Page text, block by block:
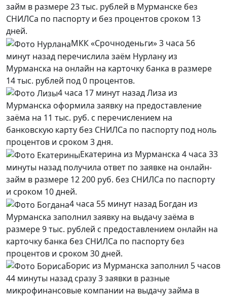
займ в размере 23 тыс. рублей в Мурманске без
СНИЛСа по паспорту и без процентов сроком 13
дней.
МКК «Срочноденьги» 3 часа 56
минут назад перечислила заём Нурлану из
Мурманска на онлайн на карточку банка в размере
14 тыс. рублей под 0 процентов.
4 часа 17 минут назад Лиза из
Мурманска оформила заявку на предоставление
заёма на 11 тыс. руб. с перечислением на
банковскую карту без СНИЛСа по паспорту под ноль
процентов и сроком 3 дня.
Екатерина из Мурманска 4 часа 33
минуты назад получила ответ по заявке на онлайн-
займ в размере 12 200 руб. без СНИЛСа по паспорту
и сроком 10 дней.
4 часа 55 минут назад Богдан из
Мурманска заполнил заявку на выдачу заёма в
размере 9 тыс. рублей с предоставлением онлайн на
карточку банка без СНИЛСа по паспорту без
процентов и сроком 30 дней.
Борис из Мурманска заполнил 5 часов
44 минуты назад сразу 3 заявки в разные
микрофинансовые компании на выдачу займа в